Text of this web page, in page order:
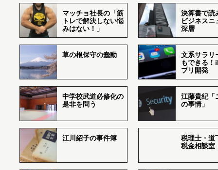
マッチョ社長の「筋
トレで解決しない悩
みはない！」
決算書で読
ビジネスニ
深層
草の根保守の蠢動
文系サラリ
もできる
プリ開発
中学校武道必修化の
是非を問う
江藤貴紀「
の事情」
江川紹子の事件簿
税理士・道
税金相談室